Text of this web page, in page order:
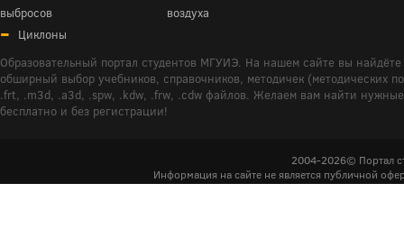
выбросов
воздуха
Циклоны
Образовательный портал студентов МГУИЭ. На нашем сайте вы
обширный выбор учебников, справочников, методичек (методических
.frt, .m3d, .a3d, .spw, .kdw, .frw, .cdw файлов. Желаем вам найти
бесплатно и без регистрации!
2004-2026© Портал
Информация на сайте не является публичной